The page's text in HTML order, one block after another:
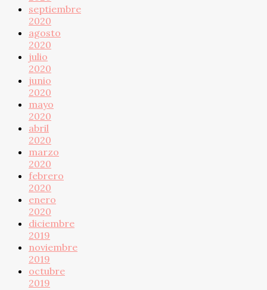
septiembre
2020
agosto
2020
julio
2020
junio
2020
mayo
2020
abril
2020
marzo
2020
febrero
2020
enero
2020
diciembre
2019
noviembre
2019
octubre
2019